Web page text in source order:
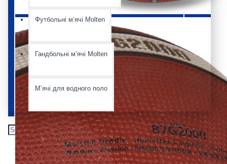
Футбольні мʼячі Molten
Гандбольні мʼячі Molten
Мʼячі для водного поло